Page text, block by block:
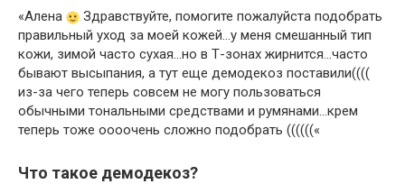
«Алена
Здравствуйте, помогите пожалуйста подобрать
правильный уход за моей кожей…у меня смешанный тип
кожи, зимой часто сухая…но в Т-зонах жирнится…часто
бывают высыпания, а тут еще демодекоз поставили((((
из-за чего теперь совсем не могу пользоваться
обычными тональными средствами и румянами…крем
теперь тоже оооочень сложно подобрать ((((((«
Что такое демодекоз?